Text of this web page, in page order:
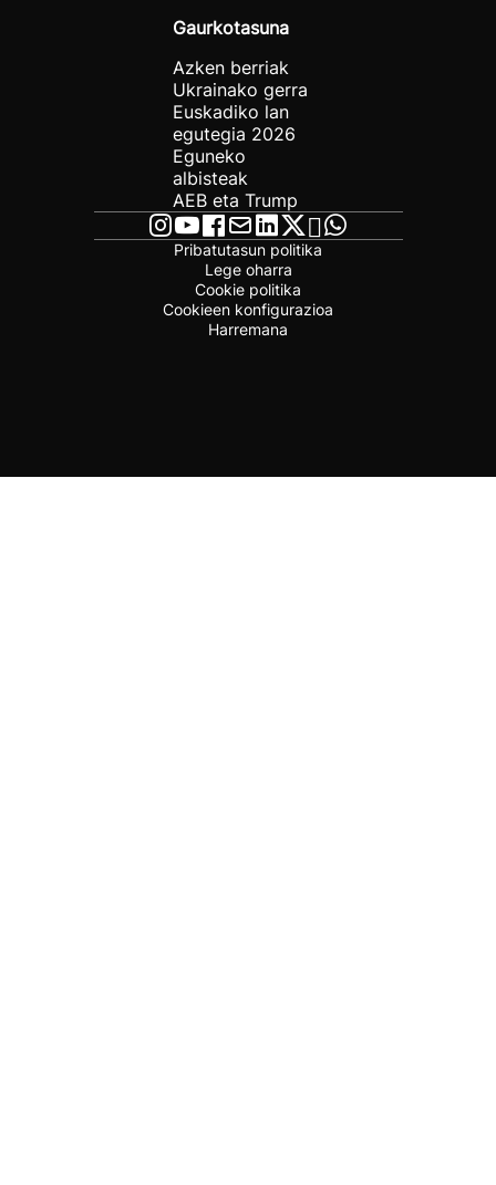
Gaurkotasuna
Azken berriak
Ukrainako gerra
Euskadiko lan
egutegia 2026
Eguneko
albisteak
AEB eta Trump
Pribatutasun politika
Lege oharra
Cookie politika
Cookieen konfigurazioa
Harremana